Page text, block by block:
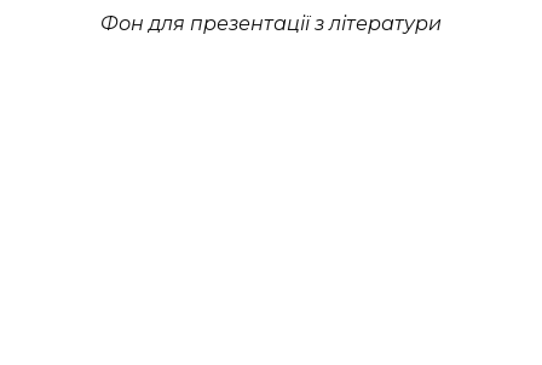
Фон для презентації з літератури